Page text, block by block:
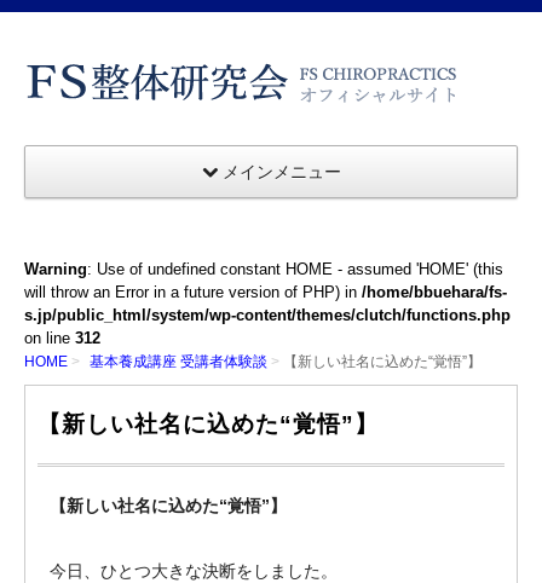
メインメニュー
Warning: Use of undefined constant HOME - assumed 'HOME' (this
will throw an Error in a future version of PHP) in /home/bbuehara/fs-
s.jp/public_html/system/wp-content/themes/clutch/functions.php
on line 312
HOME 基本養成講座 受講者体験談 【新しい社名に込めた“覚悟”】
【新しい社名に込めた“覚悟”】
【新しい社名に込めた“覚悟”】
今日、ひとつ大きな決断をしました。